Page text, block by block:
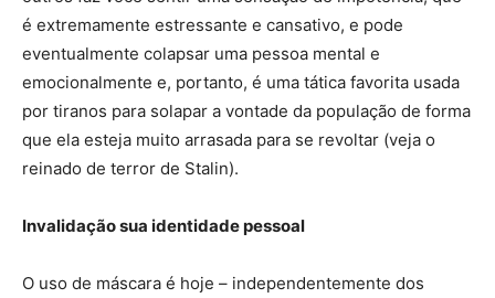
é extremamente estressante e cansativo, e pode
eventualmente colapsar uma pessoa mental e
emocionalmente e, portanto, é uma tática favorita usada
por tiranos para solapar a vontade da população de forma
que ela esteja muito arrasada para se revoltar (veja o
reinado de terror de Stalin).
Invalidação sua identidade pessoal
O uso de máscara é hoje – independentemente dos